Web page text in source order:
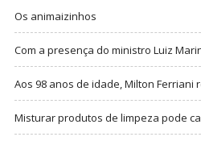
Os animaizinhos
Com a presença do ministro Luiz
Aos 98 anos de idade, Milton
Misturar produtos de limpeza pode